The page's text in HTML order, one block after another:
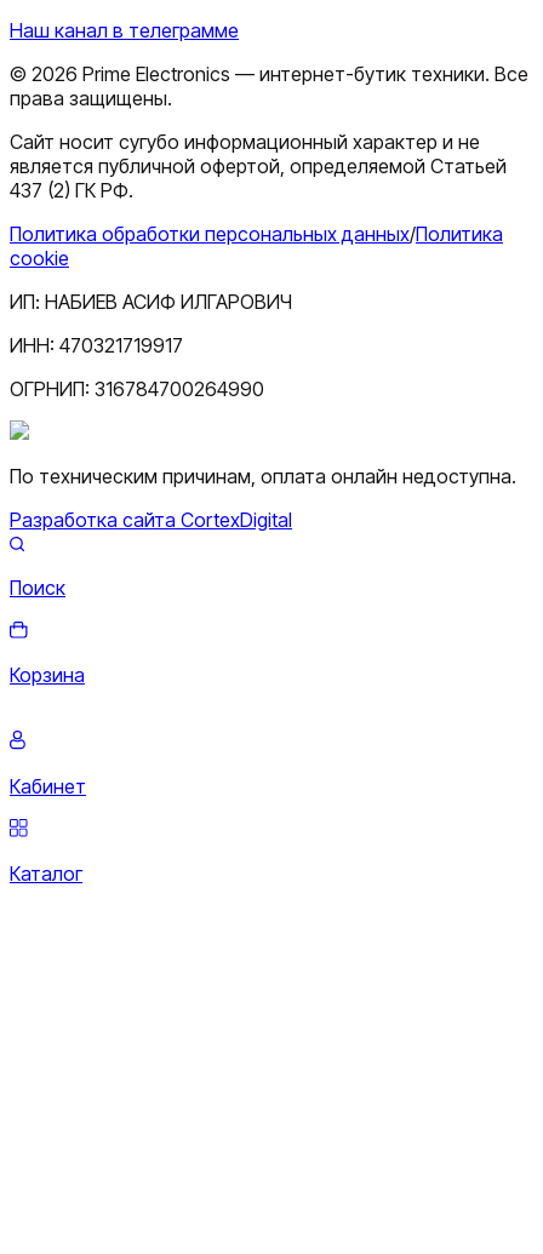
Наш канал в телеграмме
© 2026 Prime Electronics — интернет-бутик техники. Все
права защищены.
Сайт носит сугубо информационный характер и не
является публичной офертой, определяемой Статьей
437 (2) ГК РФ.
Политика обработки персональных данных/Политика
cookie
ИП: НАБИЕВ АСИФ ИЛГАРОВИЧ
ИНН: 470321719917
ОГРНИП: 316784700264990
По техническим причинам, оплата онлайн недоступна.
Разработка сайта CortexDigital
Поиск
Корзина
Кабинет
Каталог